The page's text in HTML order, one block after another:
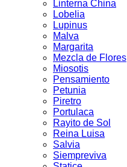
Linterna China
Lobelia
Lupinus
Malva
Margarita
Mezcla de Flores
Miosotis
Pensamiento
Petunia
Piretro
Portulaca
Rayito de Sol
Reina Luisa
Salvia
Siempreviva